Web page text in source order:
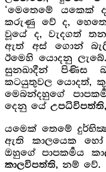
‘මෙතෙමේ යකෙක්
කරුණු වේ ද,
වූයේ ද, වැදගත්
ඇත් අස් ගොන්
ඊමෙහි යොදනු
සුනඛාදීන් පිණිස
කටයුතුවල යොදත්,
මෙබන්දහුගේ
දෙනු යේ උපධිවිපත්ති,
යමෙක් තෙමේ
ඇති කාලයෙක හෝ
ඔහුගේ පාපකර්‍මය
කාලවිපත්ති, නම් වේ.